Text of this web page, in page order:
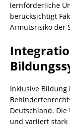
lernförderliche
berücksichtigt
Armutsrisiko der
Inklusive Bildung
Deutschland.
und variiert stark